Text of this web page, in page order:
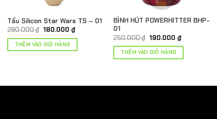
Tẩu Silicon Star Wars TS – 01
280.000₫ Giá
là:
280.000 ₫.
180.000 ₫Giá
hiện
tại
THÊM VÀO GIỎ HÀNG
BÌNH HÚT POWERHITTER BHP-
01
250.000₫ Giá
là:
250.000 ₫.
190.000 ₫Giá
hiện
THÊM VÀO GIỎ HÀNG